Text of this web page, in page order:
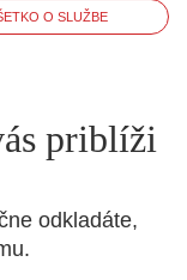
O SLUŽBE
priblíži
odkladáte,